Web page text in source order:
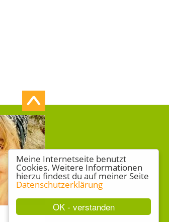
OK - verstanden
Meine Internetseite benutzt
Cookies. Weitere Informationen
hierzu findest du auf meiner Seite
Datenschutzerklärung